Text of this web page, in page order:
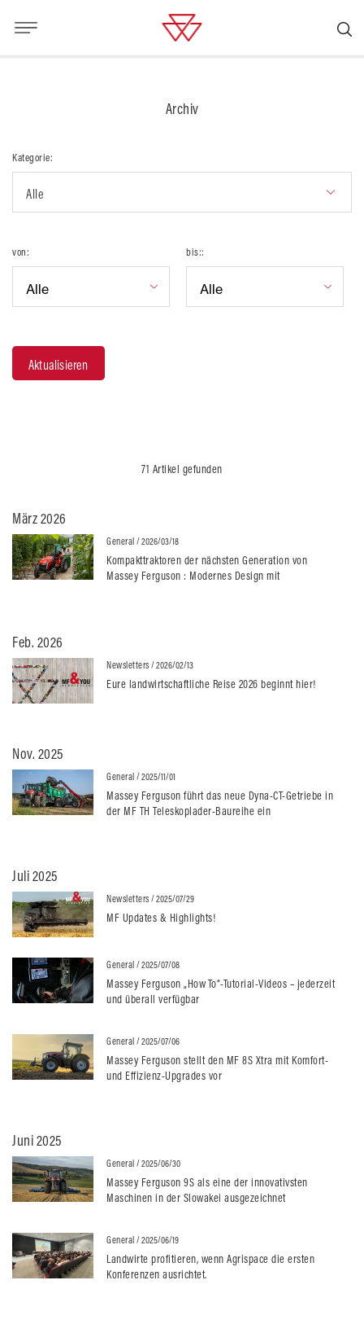
Archiv
Kategorie:
Alle
von: bis::
Aktualisieren
71 Artikel gefunden
März 2026
General / 2026/03/18
Kompakttraktoren der nächsten Generation von
Massey Ferguson : Modernes Design mit
Feb. 2026
Newsletters / 2026/02/13
Eure landwirtschaftliche Reise 2026 beginnt hier!
Nov. 2025
General / 2025/11/01
Massey Ferguson führt das neue Dyna-CT-Getriebe in
der MF TH Teleskoplader-Baureihe ein
Juli 2025
Newsletters / 2025/07/29
MF Updates & Highlights!
General / 2025/07/08
Massey Ferguson „How To“-Tutorial-Videos – jederzeit
und überall verfügbar
General / 2025/07/06
Massey Ferguson stellt den MF 8S Xtra mit Komfort-
und Effizienz-Upgrades vor
Juni 2025
General / 2025/06/30
Massey Ferguson 9S als eine der innovativsten
Maschinen in der Slowakei ausgezeichnet
General / 2025/06/19
Landwirte profitieren, wenn Agrispace die ersten
Konferenzen ausrichtet.